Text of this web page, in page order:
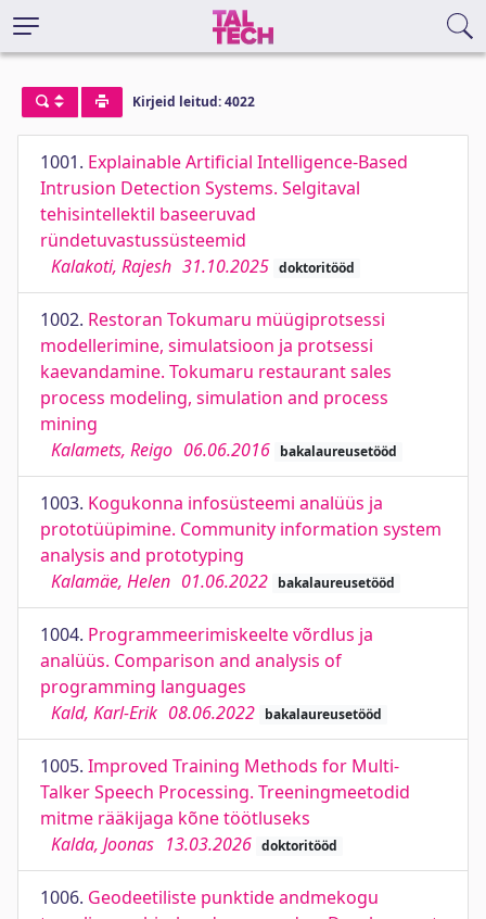
Kirjeid leitud: 4022
1001. Explainable Artiﬁcial Intelligence-Based
Intrusion Detection Systems. Selgitaval
tehisintellektil baseeruvad
ründetuvastussüsteemid
Kalakoti, Rajesh 31.10.2025 doktoritööd
1002. Restoran Tokumaru müügiprotsessi
modellerimine, simulatsioon ja protsessi
kaevandamine. Tokumaru restaurant sales
process modeling, simulation and process
mining
Kalamets, Reigo 06.06.2016 bakalaureusetööd
1003. Kogukonna infosüsteemi analüüs ja
prototüüpimine. Community information system
analysis and prototyping
Kalamäe, Helen 01.06.2022 bakalaureusetööd
1004. Programmeerimiskeelte võrdlus ja
analüüs. Comparison and analysis of
programming languages
Kald, Karl-Erik 08.06.2022 bakalaureusetööd
1005. Improved Training Methods for Multi-
Talker Speech Processing. Treeningmeetodid
mitme rääkijaga kõne töötluseks
Kalda, Joonas 13.03.2026 doktoritööd
1006. Geodeetiliste punktide andmekogu